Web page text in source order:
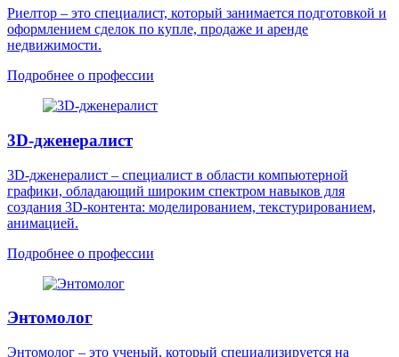
Риелтор – это специалист, который занимается подготовкой и
оформлением сделок по купле, продаже и аренде
недвижимости.
Подробнее о профессии
3D-дженералист
3D-дженералист – специалист в области компьютерной
графики, обладающий широким спектром навыков для
создания 3D-контента: моделированием, текстурированием,
анимацией.
Подробнее о профессии
Энтомолог
Энтомолог – это ученый, который специализируется на